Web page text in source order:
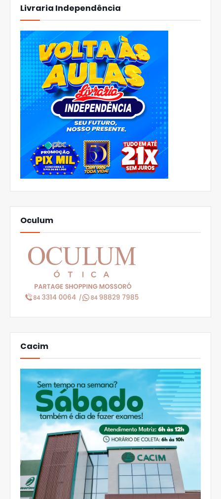
Livraria Independência
Oculum
Cacim